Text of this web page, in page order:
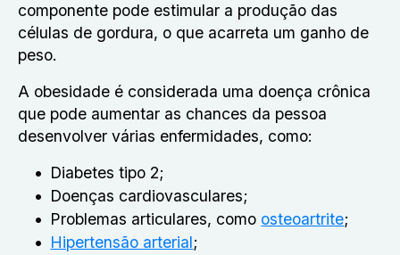
componente pode estimular a produção das
células de gordura, o que acarreta um ganho de
peso.
A obesidade é considerada uma doença crônica
que pode aumentar as chances da pessoa
desenvolver várias enfermidades, como:
Diabetes tipo 2;
Doenças cardiovasculares;
Problemas articulares, como osteoartrite;
Hipertensão arterial;